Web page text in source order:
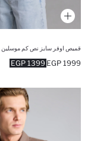
1399 EGP 1999 EGP